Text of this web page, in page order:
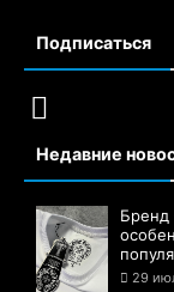
Подписаться
Недавние
Бренд
29